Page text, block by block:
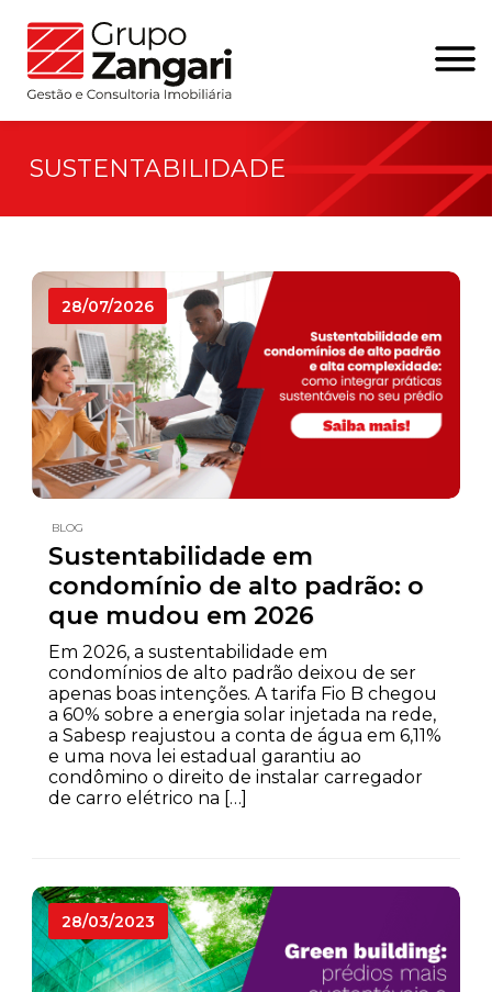
SUSTENTABILIDADE
28/07/2026
BLOG
Sustentabilidade em
condomínio de alto padrão: o
que mudou em 2026
Em 2026, a sustentabilidade em
condomínios de alto padrão deixou de ser
apenas boas intenções. A tarifa Fio B chegou
a 60% sobre a energia solar injetada na rede,
a Sabesp reajustou a conta de água em 6,11%
e uma nova lei estadual garantiu ao
condômino o direito de instalar carregador
de carro elétrico na […]
28/03/2023